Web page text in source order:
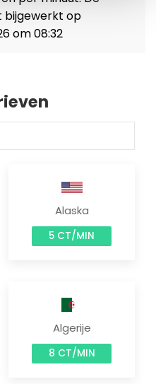
bijgewerkt op
om 08:32
Alaska
5 CT/MIN
Algerije
8 CT/MIN